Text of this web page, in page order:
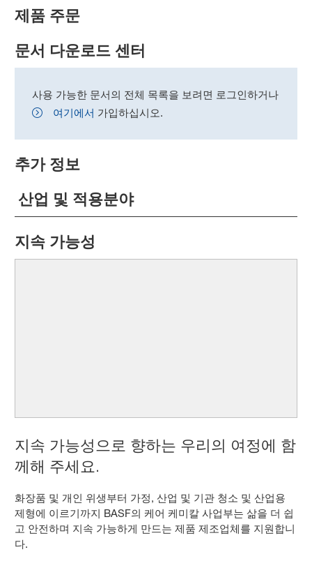
제품 주문
문서 다운로드 센터
사용 가능한 문서의 전체 목록을 보려면 로그인하거나
여기에서 가입하십시오.
추가 정보
산업 및 적용분야
지속 가능성
지속 가능성으로 향하는 우리의 여정에 함
께해 주세요.
화장품 및 개인 위생부터 가정, 산업 및 기관 청소 및 산업용
제형에 이르기까지 BASF의 케어 케미칼 사업부는 삶을 더 쉽
고 안전하며 지속 가능하게 만드는 제품 제조업체를 지원합니
다.